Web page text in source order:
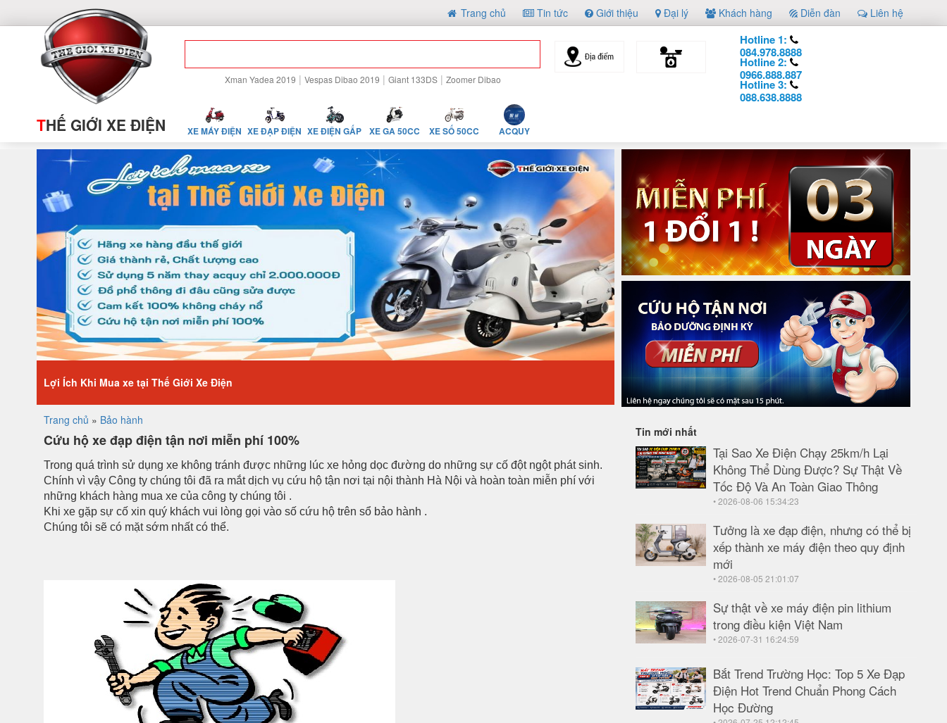
Liên hệ
Diễn đàn
Khách hàng
Đại lý
Giới thiệu
Tin tức
Trang chủ
THẾ GIỚI XE ĐIỆN
Xman Yadea 2019 | Vespas Dibao 2019 | Giant 133DS | Zoomer Dibao
Hotline 1:
084.978.8888
Hotline 2:
0966.888.887
Hotline 3:
088.638.8888
XE MÁY ĐIỆN XE ĐẠP ĐIỆN XE ĐIỆN GẤP XE GA 50CC XE SỐ 50CC ACQUY
Lợi Ích Khi Mua xe tại Thế Giới Xe Điện
Trang chủ » Bảo hành
Cứu hộ xe đạp điện tận nơi miễn phí 100%
Trong quá trình sử dụng xe không tránh được những lúc xe hỏng dọc đường do những sự cố đột ngột phát sinh.
Chính vì vậy Công ty chúng tôi đã ra mắt dịch vụ cứu hộ tận nơi tại nội thành Hà Nội và hoàn toàn miễn phí với
những khách hàng mua xe của công ty chúng tôi .
Khi xe gặp sự cố xin quý khách vui lòng gọi vào số cứu hộ trên sổ bảo hành .
Chúng tôi sẽ có mặt sớm nhất có thể.
Tin mới nhất
Tại Sao Xe Điện Chạy 25km/h Lại
Không Thể Dùng Được? Sự Thật Về
Tốc Độ Và An Toàn Giao Thông
• 2026-08-06 15:34:23
Tưởng là xe đạp điện, nhưng có thể bị
xếp thành xe máy điện theo quy định
mới
• 2026-08-05 21:01:07
Sự thật về xe máy điện pin lithium
trong điều kiện Việt Nam
• 2026-07-31 16:24:59
Bắt Trend Trường Học: Top 5 Xe Đạp
Điện Hot Trend Chuẩn Phong Cách
Học Đường